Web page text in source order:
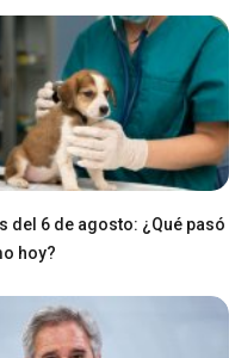
del 6 de agosto: ¿Qué pasó
hoy?